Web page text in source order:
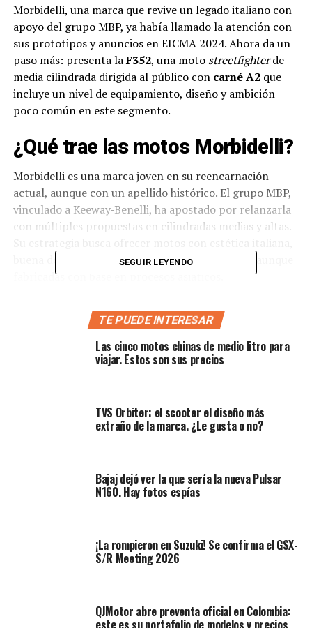
Morbidelli, una marca que revive un legado italiano con
apoyo del grupo MBP, ya había llamado la atención con
sus prototipos y anuncios en EICMA 2024. Ahora da un
paso más: presenta laF352, una moto streetfighterde
media cilindrada dirigida al público con carné A2que
incluye un nivel de equipamiento, diseño y ambición
poco común en este segmento.
¿Qué trae las motos Morbidelli?
Morbidelli es una marca joven en su reencarnación
actual, aunque con un apellido histórico. El grupo MBP,
vinculado a Keeway‑Benelli, ha apostado por relanzarla
con múltiples propuestas en cilindradas medias y altas.
buena dosis tecnológica y precios competitivos, aunque
fabricadas con base en procesos asiáticos.
maxi‑trail y superbikes, Morbidelli pretende cubrir una
amplia franja de mercado. En ese contexto, la F352 es su
apuesta para quienes quieren una moto de carácter
SEGUIR LEYENDO
TE PUEDE INTERESAR
Las cinco motos chinas de medio litro para
viajar. Estos son sus precios
TVS Orbiter: el scooter el diseño más
extraño de la marca. ¿Le gusta o no?
Bajaj dejó ver la que sería la nueva Pulsar
N160. Hay fotos espías
¡La rompieron en Suzuki! Se confirma el GSX-
S/R Meeting 2026
QJMotor abre preventa oficial en Colombia:
este es su portafolio de modelos y precios